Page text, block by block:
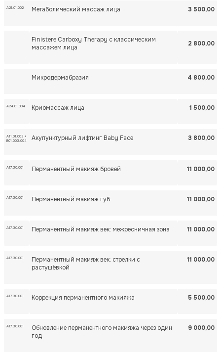
А21.01.002 Метаболический массаж лица 3 500,00
Finistere Carboxy Therapy с классическим
массажем лица
2 800,00
Микродермабразия 4 800,00
А24.01.004 Криомассаж лица 1 500,00
A11.01.003 +
B01.003.004
Акупунктурный лифтинг Baby Face 3 800,00
А17.30.001 Перманентный макияж бровей 11 000,00
А17.30.001 Перманентный макияж губ 11 000,00
А17.30.001 Перманентный макияж век: межресничная зона 11 000,00
А17.30.001
Перманентный макияж век: стрелки с
растушёвкой
11 000,00
А17.30.001 Коррекция перманентного макияжа 5 500,00
А17.30.001
Обновление перманентного макияжа через один
год
9 000,00